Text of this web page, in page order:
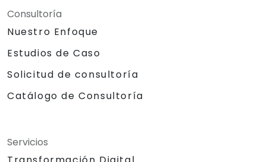
Consultoría
Nuestro Enfoque
Estudios de Caso
Solicitud de consultoría
Catálogo de Consultoría
Servicios